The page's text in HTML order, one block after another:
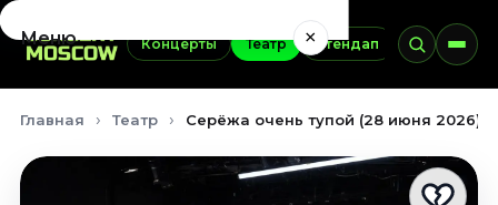
Концерты Театр Стендап Выставки
Меню ×
Сентябрь 2026
Главная Театр Серёжа очень тупой (28 июня 2026)